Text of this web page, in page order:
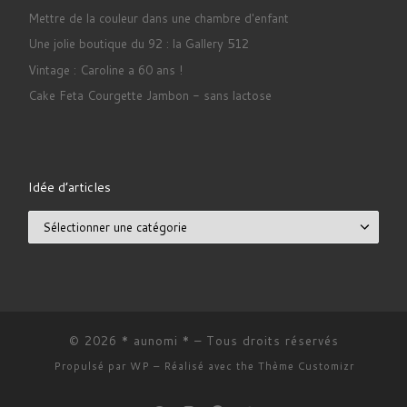
Mettre de la couleur dans une chambre d'enfant
Une jolie boutique du 92 : la Gallery 512
Vintage : Caroline a 60 ans !
Cake Feta Courgette Jambon - sans lactose
Idée d’articles
© 2026 * aunomi * – Tous droits réservés
Propulsé par WP – Réalisé avec the Thème Customizr